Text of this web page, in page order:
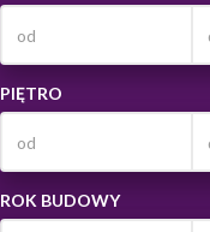
PIĘTRO
ROK BUDOWY